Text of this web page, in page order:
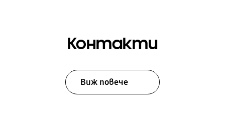
Контакти
Виж повече